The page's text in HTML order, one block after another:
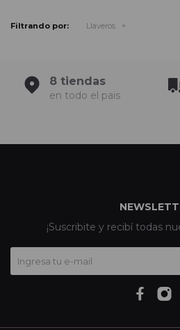
Filtrando por: Llaveros
8 tiendas
en todo el pais
¡Suscribite y recibí todas